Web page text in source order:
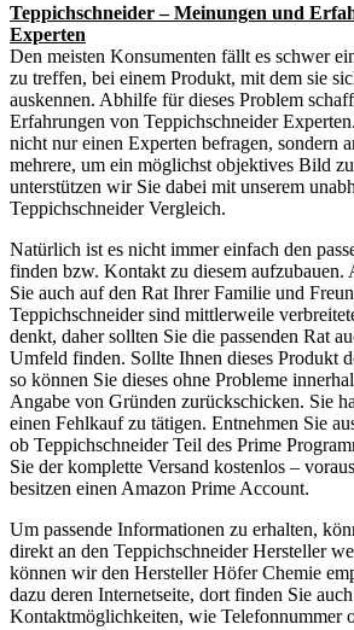
Teppichschneider – Meinungen und
Experten
Den meisten Konsumenten fällt es schwer
zu treffen, bei einem Produkt, mit dem sie
auskennen. Abhilfe für dieses Problem
Erfahrungen von Teppichschneider
nicht nur einen Experten befragen, sondern
mehrere, um ein möglichst objektives Bild
unterstützen wir Sie dabei mit unserem
Teppichschneider Vergleich.
Natürlich ist es nicht immer einfach den
finden bzw. Kontakt zu diesem aufzubauen.
Sie auch auf den Rat Ihrer Familie und
Teppichschneider sind mittlerweile
denkt, daher sollten Sie die passenden Rat
Umfeld finden. Sollte Ihnen dieses Produkt
so können Sie dieses ohne Probleme
Angabe von Gründen zurückschicken. Sie
einen Fehlkauf zu tätigen. Entnehmen Sie
ob Teppichschneider Teil des Prime
Sie der komplette Versand kostenlos –
besitzen einen Amazon Prime Account.
Um passende Informationen zu erhalten,
direkt an den Teppichschneider Hersteller
können wir den Hersteller Höfer Chemie
dazu deren Internetseite, dort finden Sie
Kontaktmöglichkeiten, wie Telefonnummer